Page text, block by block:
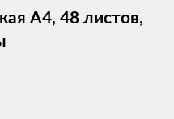
А4, 48 листов,